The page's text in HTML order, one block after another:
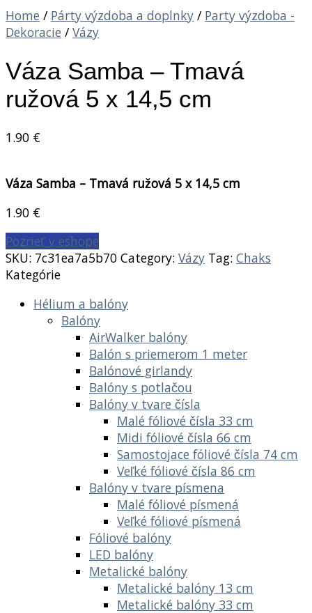
Home / Párty výzdoba a doplnky / Party výzdoba -
Dekoracie / Vázy
Váza Samba – Tmavá
ružová 5 x 14,5 cm
1.90 €
Váza Samba – Tmavá ružová 5 x 14,5 cm
1.90 €
Pozrieť v eshope
SKU: 7c31ea7a5b70 Category: Vázy Tag: Chaks
Kategórie
Hélium a balóny
Balóny
AirWalker balóny
Balón s priemerom 1 meter
Balónové girlandy
Balóny s potlačou
Balóny v tvare čísla
Malé fóliové čísla 33 cm
Midi fóliové čísla 66 cm
Samostojace fóliové čísla 74 cm
Veľké fóliové čísla 86 cm
Balóny v tvare písmena
Malé fóliové písmená
Veľké fóliové písmená
Fóliové balóny
LED balóny
Metalické balóny
Metalické balóny 13 cm
Metalické balóny 33 cm